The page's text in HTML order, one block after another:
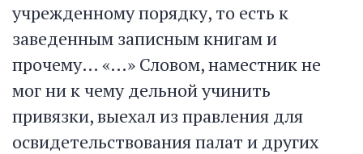
учрежденному порядку, то есть к
заведенным записным книгам и
прочему… «…» Словом, наместник не
мог ни к чему дельной учинить
привязки, выехал из правления для
освидетельствования палат и других